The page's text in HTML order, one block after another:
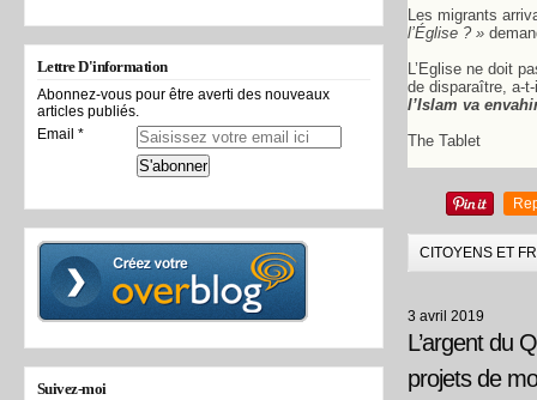
Lettre D'information
Abonnez-vous pour être averti des nouveaux
articles publiés.
Email
Suivez-moi
Les migrants
l’Église ? »
L’Eglise ne doit
de disparaître, a-
l’Islam va
The Tablet
CITOYENS ET
3 avril 2019
L’argent du
projets de